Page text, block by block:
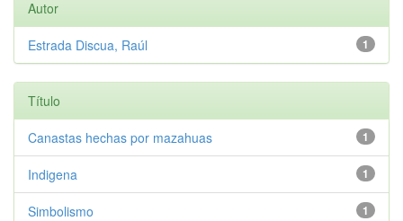
Autor
1
Estrada Discua, Raúl
Título
1
Canastas hechas por mazahuas
1
Indigena
1
Simbolismo